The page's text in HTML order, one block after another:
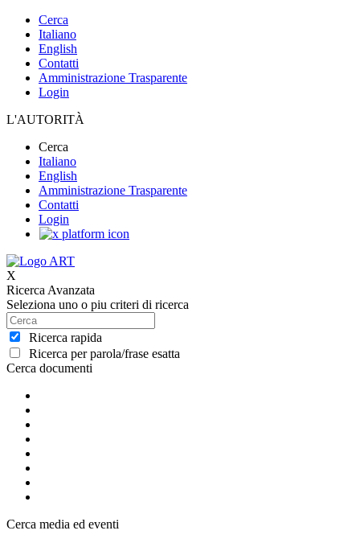
Cerca
Italiano
English
Contatti
Amministrazione Trasparente
Login
L'AUTORITÀ
Cerca
Italiano
English
Amministrazione Trasparente
Contatti
Login
X
Ricerca Avanzata
Seleziona uno o piu criteri di ricerca
Ricerca rapida
Ricerca per parola/frase esatta
Cerca documenti
Cerca media ed eventi